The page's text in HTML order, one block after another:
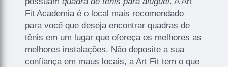
Fit Academia é o local mais recomendado
para você que deseja encontrar quadras de
tênis em um lugar que ofereça os melhores as
melhores instalações. Não deposite a sua
confiança em maus locais, a Art Fit tem o que